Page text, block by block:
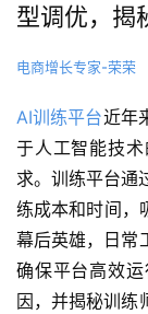
型调优，揭
电商增长专家-荣荣
AI训练平台近年
于人工智能技
求。训练平台通
练成本和时间，
幕后英雄，日常
确保平台高效
因，并揭秘训练